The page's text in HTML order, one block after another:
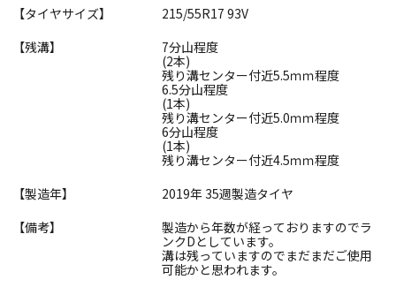
【タイヤサイズ】
215/55R17 93V
【残溝】
7分山程度
(2本)
残り溝センター付近5.5ｍｍ程度
6.5分山程度
(1本)
残り溝センター付近5.0ｍｍ程度
6分山程度
(1本)
残り溝センター付近4.5ｍｍ程度
【製造年】
2019年 35週製造タイヤ
【備考】
製造から年数が経っておりますのでラ
ンクDとしています。
溝は残っていますのでまだまだご使用
可能かと思われます。